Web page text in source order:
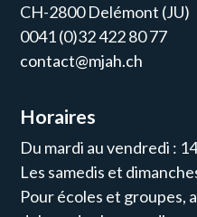
CH-2800 Delémont (JU)
0041 (0)32 422 80 77
contact@mjah.ch
Horaires
Du mardi au vendredi :
Les samedis et
Pour écoles et groupes,